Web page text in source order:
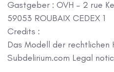
Gastgeber : OVH – 2 rue
59053 ROUBAIX CEDEX 1
Credits :
Das Modell der rechtlichen
Subdelirium.com Legal